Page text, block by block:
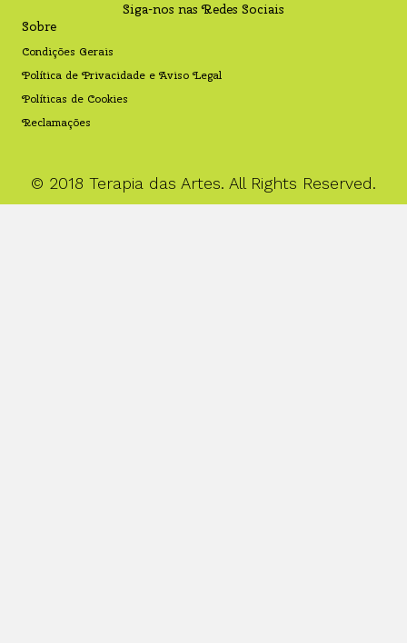
Siga-nos nas Redes Sociais
Sobre
Condições Gerais
Política de Privacidade e Aviso Legal
Políticas de Cookies
Reclamações
© 2018 Terapia das Artes. All Rights Reserved.